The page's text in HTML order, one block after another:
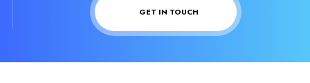
GET IN TOUCH